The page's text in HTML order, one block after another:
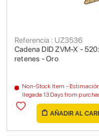
Cadena DID ZVM-X -
retenes - Oro
Referencia : UZ3536
Non-Stock Item -
llegada 13 Days from
AÑADIR AL